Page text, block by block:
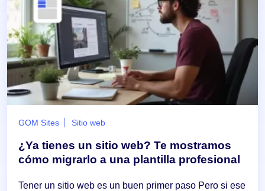
GOM Sites Sitio web
¿Ya tienes un sitio web? Te mostramos
cómo migrarlo a una plantilla profesional
Tener un sitio web es un buen primer paso Pero si ese